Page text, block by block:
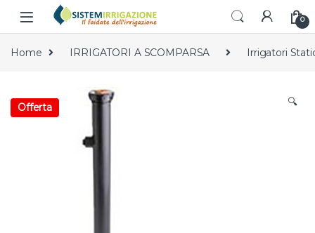
Skip to navigation
Skip to content
0
Home IRRIGATORI A SCOMPARSA Irrigatori
Offerta 🔍